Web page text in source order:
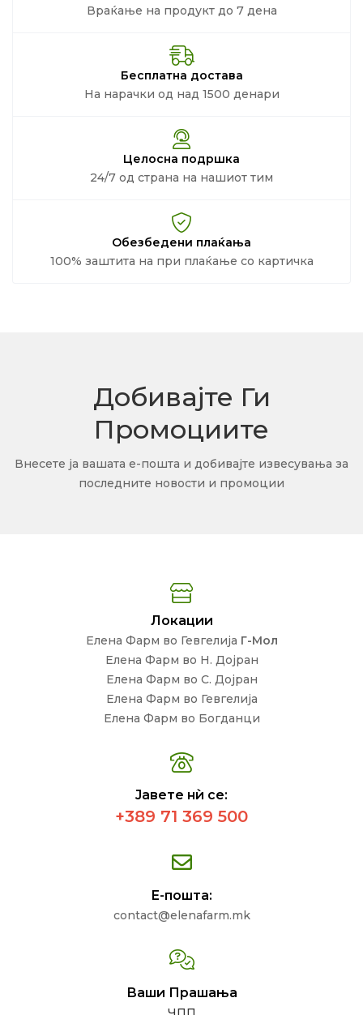
Враќање на продукт до 7 дена
Бесплатна достава
На нарачки од над 1500 денари
Целосна подршка
24/7 од страна на нашиот тим
Обезбедени плаќања
100% заштита на при плаќање со картичка
Добивајте Ги
Промоциите
Внесете ја вашата е-пошта и добивајте извесувања за
последните новости и промоции
Локации
Елена Фарм во Гевгелија Г-Мол
Елена Фарм во Н. Дојран
Елена Фарм во С. Дојран
Елена Фарм во Гевгелија
Елена Фарм во Богданци
Јавете нѝ се:
+389 71 369 500
Е-пошта:
contact@elenafarm.mk
Ваши Прашања